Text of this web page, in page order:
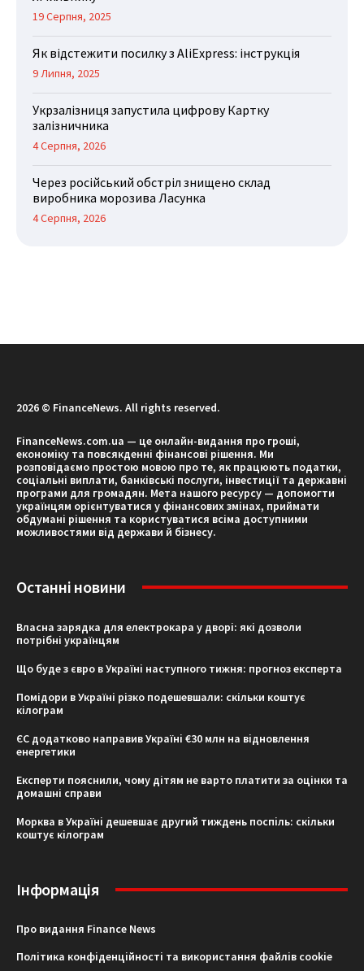
19 Серпня, 2025
Як відстежити посилку з AliExpress: інструкція
9 Липня, 2025
Укрзалізниця запустила цифрову Картку
залізничника
4 Серпня, 2026
Через російський обстріл знищено склад
виробника морозива Ласунка
4 Серпня, 2026
2026 © FinanceNews. All rights reserved.
FinanceNews.com.ua — це онлайн-видання про гроші,
економіку та повсякденні фінансові рішення. Ми
розповідаємо простою мовою про те, як працюють податки,
соціальні виплати, банківські послуги, інвестиції та державні
програми для громадян. Мета нашого ресурсу — допомогти
українцям орієнтуватися у фінансових змінах, приймати
обдумані рішення та користуватися всіма доступними
можливостями від держави й бізнесу.
Останні новини
Власна зарядка для електрокара у дворі: які дозволи
потрібні українцям
Що буде з євро в Україні наступного тижня: прогноз експерта
Помідори в Україні різко подешевшали: скільки коштує
кілограм
ЄС додатково направив Україні €30 млн на відновлення
енергетики
Експерти пояснили, чому дітям не варто платити за оцінки та
домашні справи
Морква в Україні дешевшає другий тиждень поспіль: скільки
коштує кілограм
Інформація
Про видання Finance News
Політика конфіденційності та використання файлів cookie